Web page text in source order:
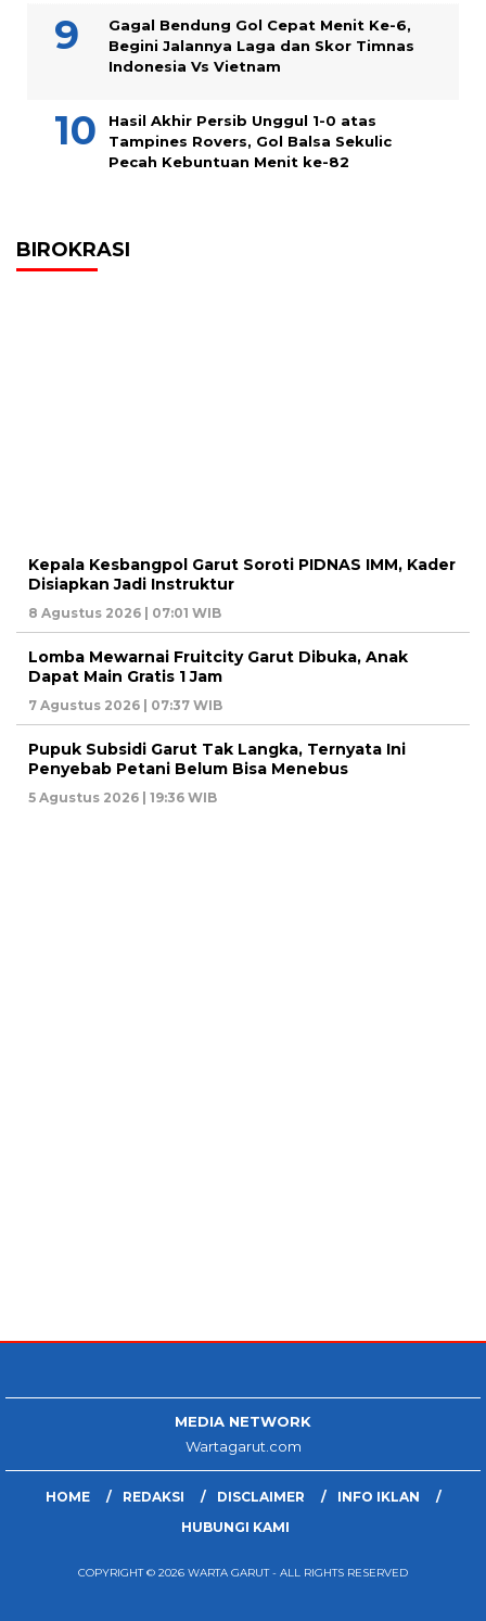
Gagal Bendung Gol Cepat Menit Ke-6,
Begini Jalannya Laga dan Skor Timnas
Indonesia Vs Vietnam
Hasil Akhir Persib Unggul 1-0 atas
Tampines Rovers, Gol Balsa Sekulic
Pecah Kebuntuan Menit ke-82
BIROKRASI
Kepala Kesbangpol Garut Soroti PIDNAS IMM, Kader
Disiapkan Jadi Instruktur
8 Agustus 2026 | 07:01 WIB
Lomba Mewarnai Fruitcity Garut Dibuka, Anak
Dapat Main Gratis 1 Jam
7 Agustus 2026 | 07:37 WIB
Pupuk Subsidi Garut Tak Langka, Ternyata Ini
Penyebab Petani Belum Bisa Menebus
5 Agustus 2026 | 19:36 WIB
MEDIA NETWORK
Wartagarut.com
HOME REDAKSI DISCLAIMER
INFO IKLAN
HUBUNGI KAMI
COPYRIGHT © 2026 WARTA GARUT - ALL RIGHTS RESERVED